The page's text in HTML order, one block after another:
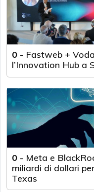
0 - Fastweb +
l’Innovation Hub a
0 - Meta e
miliardi di dollari
Texas